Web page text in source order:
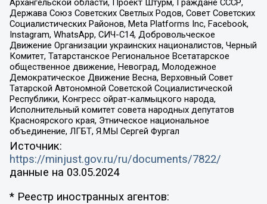
Архангельской области, Проект Штурм, Граждане СССР,
Держава Союз Советских Светлых Родов, Совет Советских
Социалистических Районов, Meta Platforms Inc, Facebook,
Instagram, WhatsApp, СИЧ-С14, Добровольческое
Движение Организации украинских националистов, Черный
Комитет, Татарстанское Региональное Всетатарское
общественное движение, Невоград, Молодежное
Демократическое Движение Весна, Верховный Совет
Татарской Автономной Советской Социалистической
Республики, Конгресс ойрат-калмыцкого народа,
Исполнительный комитет совета народных депутатов
Красноярского края, Этническое национальное
объединение, ЛГБТ, Я.МЫ Сергей Фургал
Источник:
https://minjust.gov.ru/ru/documents/7822/
данные на 03.05.2024
* Реестр иностранных агентов: